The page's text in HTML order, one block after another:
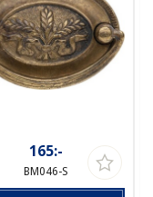
165:-
BM046-S